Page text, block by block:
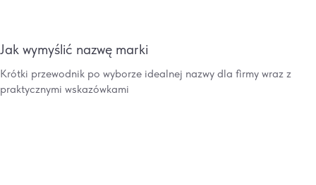
Jak wymyślić nazwę marki
Krótki przewodnik po wyborze idealnej nazwy dla firmy wraz z
praktycznymi wskazówkami